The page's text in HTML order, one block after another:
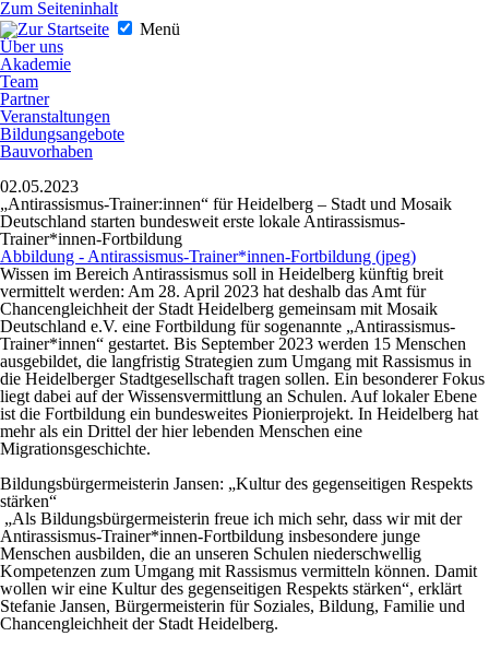
Zum Seiteninhalt
Menü
Über uns
Akademie
Team
Partner
Veranstaltungen
Bildungsangebote
Bauvorhaben
02.05.2023
„Antirassismus-Trainer:innen“ für Heidelberg – Stadt und Mosaik
Deutschland starten bundesweit erste lokale Antirassismus-
Trainer*innen-Fortbildung
Abbildung - Antirassismus-Trainer*innen-Fortbildung (jpeg)
Wissen im Bereich Antirassismus soll in Heidelberg künftig breit
vermittelt werden: Am 28. April 2023 hat deshalb das Amt für
Chancengleichheit der Stadt Heidelberg gemeinsam mit Mosaik
Deutschland e.V. eine Fortbildung für sogenannte „Antirassismus-
Trainer*innen“ gestartet. Bis September 2023 werden 15 Menschen
ausgebildet, die langfristig Strategien zum Umgang mit Rassismus in
die Heidelberger Stadtgesellschaft tragen sollen. Ein besonderer Fokus
liegt dabei auf der Wissensvermittlung an Schulen. Auf lokaler Ebene
ist die Fortbildung ein bundesweites Pionierprojekt. In Heidelberg hat
mehr als ein Drittel der hier lebenden Menschen eine
Migrationsgeschichte.
Bildungsbürgermeisterin Jansen: „Kultur des gegenseitigen Respekts
stärken“
„Als Bildungsbürgermeisterin freue ich mich sehr, dass wir mit der
Antirassismus-Trainer*innen-Fortbildung insbesondere junge
Menschen ausbilden, die an unseren Schulen niederschwellig
Kompetenzen zum Umgang mit Rassismus vermitteln können. Damit
wollen wir eine Kultur des gegenseitigen Respekts stärken“, erklärt
Stefanie Jansen, Bürgermeisterin für Soziales, Bildung, Familie und
Chancengleichheit der Stadt Heidelberg.